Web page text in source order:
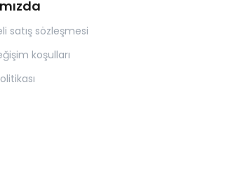
satış sözleşmesi
koşulları